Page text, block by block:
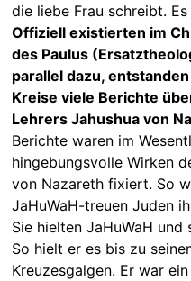
die liebe Frau schreibt.
Offiziell existierten im
des Paulus
parallel dazu,
Kreise viele Berichte
Lehrers Jahushua von
Berichte waren im
hingebungsvolle Wirken
von Nazareth fixiert. So
JaHuWaH-treuen Juden
Sie hielten JaHuWaH und
So hielt er es bis zu
Kreuzesgalgen. Er war